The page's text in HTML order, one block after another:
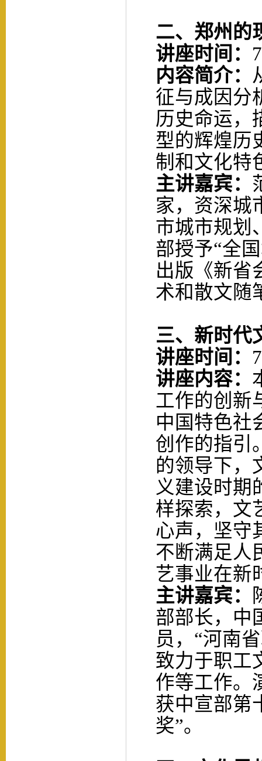
二、 郑州的
讲座时间： 7
内容简介：
征与成因分
历史命运，
型的辉煌历
制和文化特
主讲嘉宾：
家，资深城
市城市规划
部授予“全
出版《新省
术和散文随
三、新时代
讲座时间： 7
讲座内容：
工作的创新
中国特色社
创作的指引
的领导下，
义建设时期
样探索，文
心声，坚守
不断满足人
艺事业在新
主讲嘉宾：
部部长，中
员， “河南
致力于职工
作等工作。
获中宣部第
奖”。